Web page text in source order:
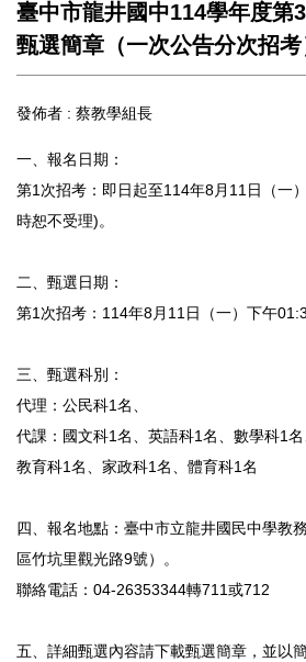
臺中市龍井國中114學年度第
甄選簡章（一次公告分次招考
發佈者 : 蔡教學組長
一、報名日期：
第1次招考：即日起至114年8月11日（一
時恕不受理)。
二、甄選日期：
第1次招考：114年8月11日（一）下午
三、甄選科別：
代理：公民科1名、
代課：國文科1名、英語科1名、數學科1
教育科1名、家政科1名、體育科1名
四、報名地點：臺中市立龍井國民中學教
區竹坑里觀光路9號）。
聯絡電話：04-26353344轉711或712
五、詳細甄選內容請下載甄選簡章，並以